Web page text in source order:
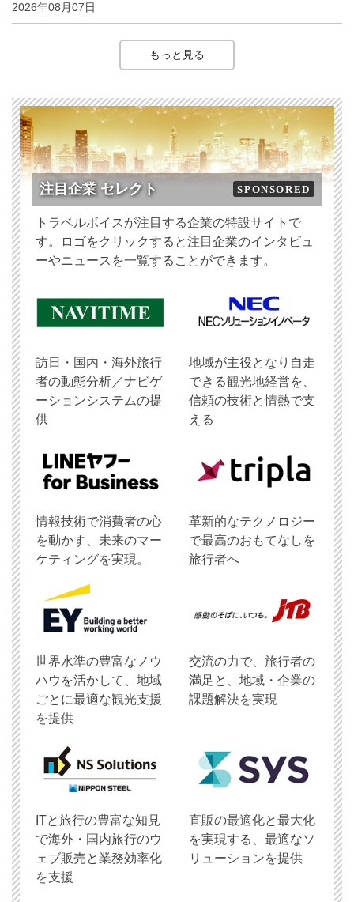
2026年08月07日
もっと見る
注目企業 セレクト SPONSORED
トラベルボイスが注目する企業の特設サイトで
す。ロゴをクリックすると注目企業のインタビュ
ーやニュースを一覧することができます。
訪日・国内・海外旅行
者の動態分析／ナビゲ
ーションシステムの提
供
地域が主役となり自走
できる観光地経営を、
信頼の技術と情熱で支
える
情報技術で消費者の心
を動かす、未来のマー
ケティングを実現。
革新的なテクノロジー
で最高のおもてなしを
旅行者へ
世界水準の豊富なノウ
ハウを活かして、地域
ごとに最適な観光支援
を提供
交流の力で、旅行者の
満足と、地域・企業の
課題解決を実現
ITと旅行の豊富な知見
で海外・国内旅行のウ
ェブ販売と業務効率化
を支援
直販の最適化と最大化
を実現する、最適なソ
リューションを提供